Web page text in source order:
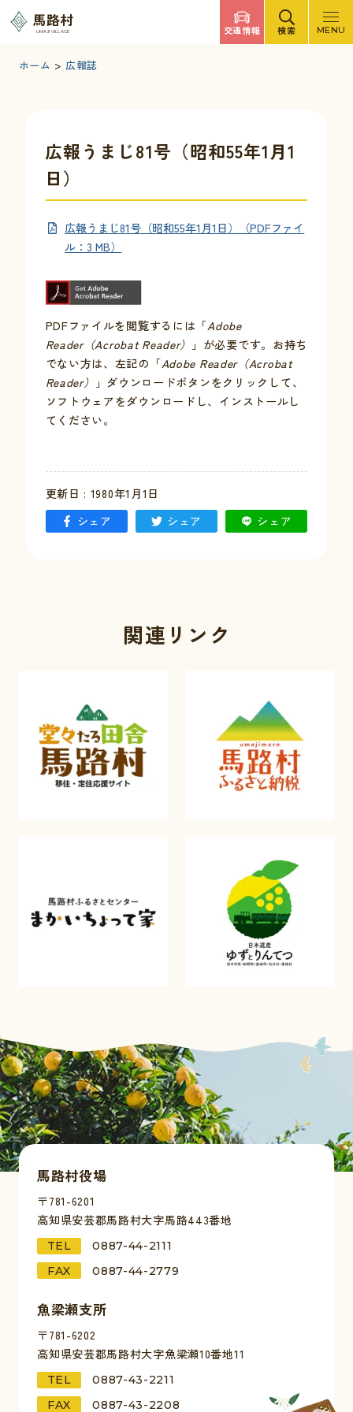
馬路村
UMAJI VILLAGE 交通情報 検索 MENU
ホーム > 広報誌
広報うまじ81号（昭和55年1月1
日）
広報うまじ81号（昭和55年1月1日）（PDFファイ
ル：3 MB）
PDFファイルを閲覧するには「Adobe
Reader（Acrobat Reader） 」が必要です。お持ち
でない方は、左記の「Adobe Reader（Acrobat
Reader） 」ダウンロードボタンをクリックして、
ソフトウェアをダウンロードし、インストールし
てください。
更新日 : 1980年1月1日
シェア
シェア シェア
関連リンク
馬路村役場
〒781-6201
高知県安芸郡馬路村大字馬路443番地
TEL
0887-44-2111
FAX
0887-44-2779
魚梁瀬支所
〒781-6202
高知県安芸郡馬路村大字魚梁瀬10番地11
TEL
0887-43-2211
FAX
0887-43-2208
観光・イベント
移住・定住
ふるさと納税
お問い合わせ
例規集
文字サイズ